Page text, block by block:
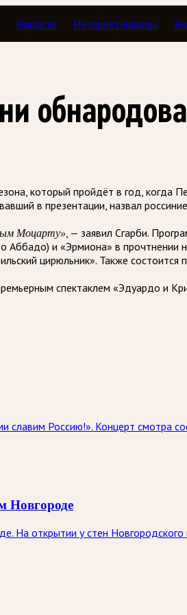
Новости Интернет-каналы
который пройдёт в год, когда
в презентации, назвал
Моцарту» , — заявил Сгарби.
и «Эрмиона» в
цирюльник». Также
спектаклем «Эдуардо и
Россию!». Концерт смотра
Новгороде
На открытии у стен